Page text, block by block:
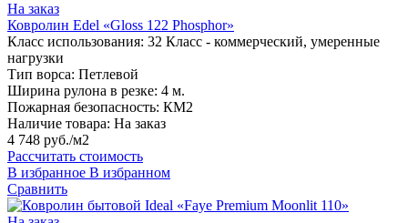
На заказ
Ковролин Edel «Gloss 122 Phosphor»
Класс использования: 32 Класс - коммерческий, умеренные
нагрузки
Тип ворса: Петлевой
Ширина рулона в резке: 4 м.
Пожарная безопасность: КМ2
Наличие товара: На заказ
4 748 руб./м2
Рассчитать стоимость
В избранное В избранном
Сравнить